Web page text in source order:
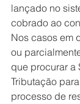
lançado no
cobrado ao
Nos casos em
ou
que procurar a
Tributação
processo de